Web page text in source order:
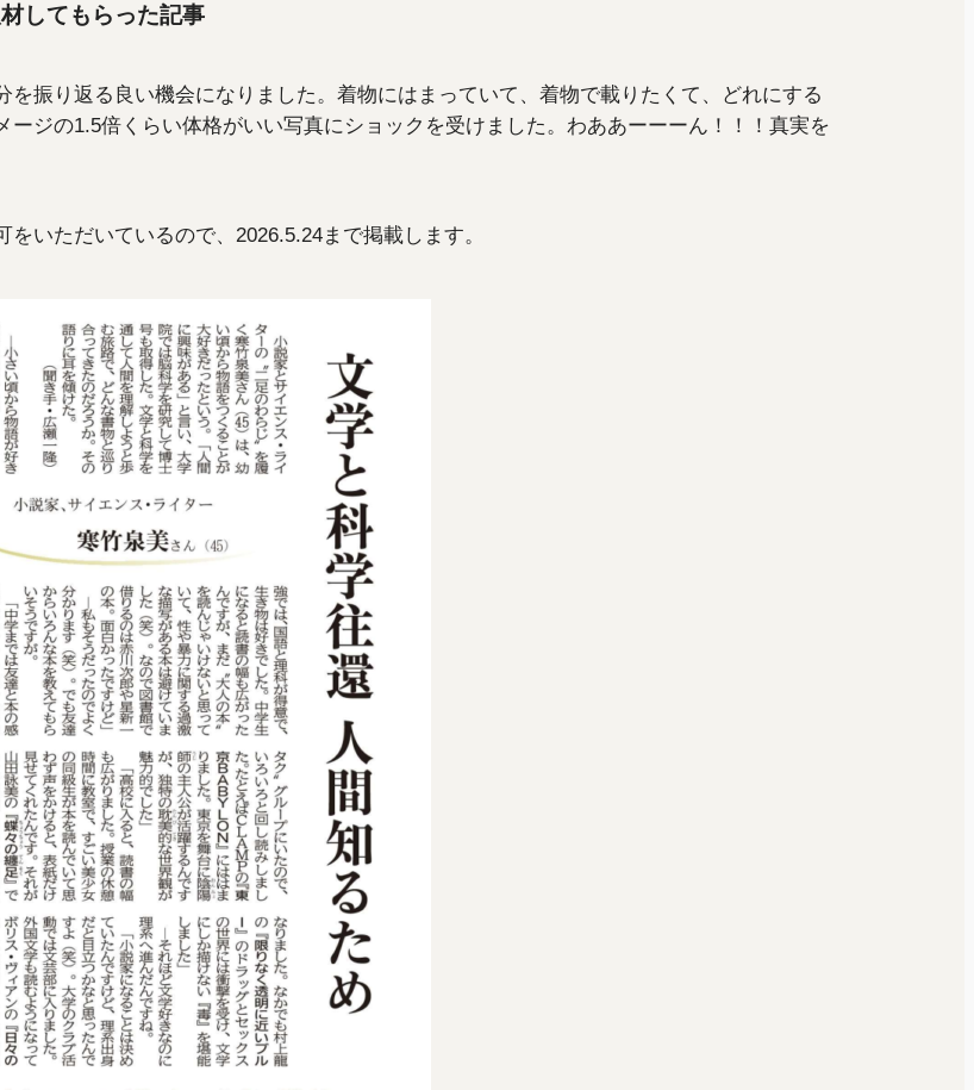
してもらった記事
振り返る良い機会になりました。着物にはまっていて、着物で載りたくて、どれにする
ジの1.5倍くらい体格がいい写真にショックを受けました。わああーーーん！！！真実を
いただいているので、2026.5.24まで掲載します。